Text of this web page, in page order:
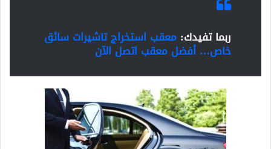
ربما تفيدك: معقب استخراج تاشيرات سائق
خاص… أفضل معقب اتصل الآن